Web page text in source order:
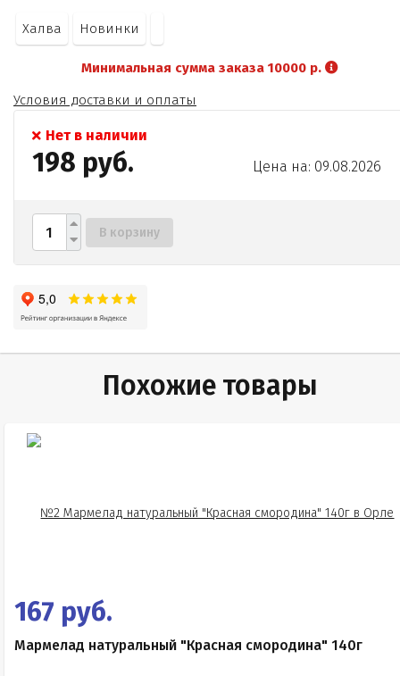
Халва Новинки
Минимальная сумма заказа 10000 р.
Условия доставки и оплаты
Нет в наличии
198 руб. Цена на: 09.08.2026
В корзину
Похожие товары
167 руб.
Мармелад натуральный "Красная смородина" 140г